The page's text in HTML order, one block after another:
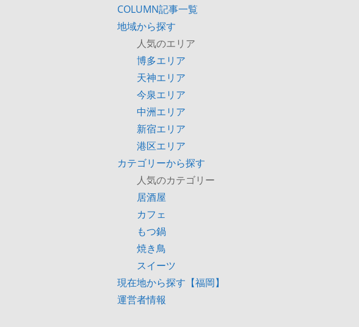
COLUMN記事一覧
地域から探す
人気のエリア
博多エリア
天神エリア
今泉エリア
中洲エリア
新宿エリア
港区エリア
カテゴリーから探す
人気のカテゴリー
居酒屋
カフェ
もつ鍋
焼き鳥
スイーツ
現在地から探す【福岡】
運営者情報